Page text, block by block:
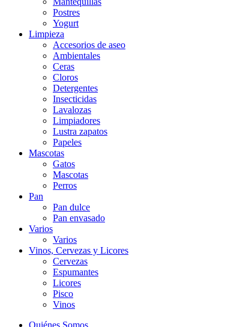
Postres
Yogurt
Limpieza
Accesorios de aseo
Ambientales
Ceras
Cloros
Detergentes
Insecticidas
Lavalozas
Limpiadores
Lustra zapatos
Papeles
Mascotas
Gatos
Mascotas
Perros
Pan
Pan dulce
Pan envasado
Varios
Varios
Vinos, Cervezas y Licores
Cervezas
Espumantes
Licores
Pisco
Vinos
Quiénes Somos